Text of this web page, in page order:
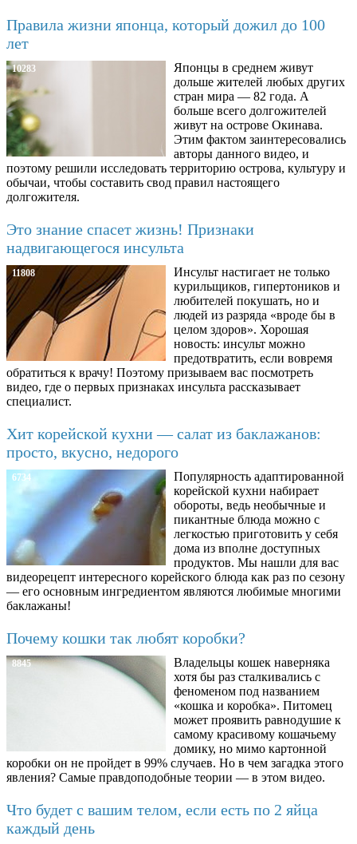
Правила жизни японца, который дожил до 100
лет
10283
Японцы в среднем живут
дольше жителей любых других
стран мира — 82 года. А
больше всего долгожителей
живут на острове Окинава.
Этим фактом заинтересовались
авторы данного видео, и
поэтому решили исследовать территорию острова, культуру и
обычаи, чтобы составить свод правил настоящего
долгожителя.
Это знание спасет жизнь! Признаки
надвигающегося инсульта
11808
Инсульт настигает не только
курильщиков, гипертоников и
любителей покушать, но и
людей из разряда «вроде бы в
целом здоров». Хорошая
новость: инсульт можно
предотвратить, если вовремя
обратиться к врачу! Поэтому призываем вас посмотреть
видео, где о первых признаках инсульта рассказывает
специалист.
Хит корейской кухни — салат из баклажанов:
просто, вкусно, недорого
6734
Популярность адаптированной
корейской кухни набирает
обороты, ведь необычные и
пикантные блюда можно с
легкостью приготовить у себя
дома из вполне доступных
продуктов. Мы нашли для вас
видеорецепт интересного корейского блюда как раз по сезону
— его основным ингредиентом являются любимые многими
баклажаны!
Почему кошки так любят коробки?
8845
Владельцы кошек наверняка
хотя бы раз сталкивались с
феноменом под названием
«кошка и коробка». Питомец
может проявить равнодушие к
самому красивому кошачьему
домику, но мимо картонной
коробки он не пройдет в 99% случаев. Но в чем загадка этого
явления? Самые правдоподобные теории — в этом видео.
Что будет с вашим телом, если есть по 2 яйца
каждый день